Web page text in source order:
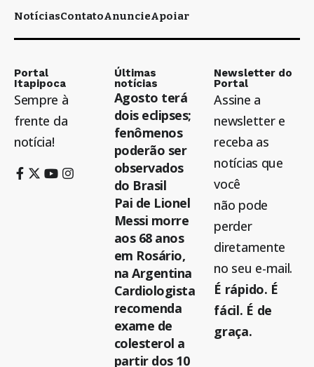
NotíciasContatoAnuncieApoiar
Portal
Itapipoca
Sempre à
frente da
notícia!
Últimas
notícias
Agosto terá
dois eclipses;
fenômenos
poderão ser
observados
do Brasil
Pai de Lionel
Messi morre
aos 68 anos
em Rosário,
na Argentina
Cardiologista
recomenda
exame de
colesterol a
partir dos 10
Newsletter do
Portal
Assine a
newsletter e
receba as
notícias que
você
não pode
perder
diretamente
no seu e-mail.
É rápido. É
fácil. É de
graça.